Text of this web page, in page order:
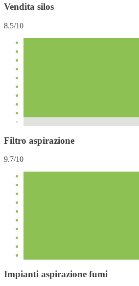
Vendita silos
8.5/10
Filtro aspirazione
9.7/10
Impianti aspirazione fumi